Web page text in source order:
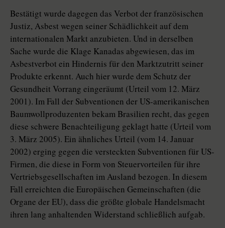
Bestätigt wurde dagegen das Verbot der französischen
Justiz, Asbest wegen seiner Schädlichkeit auf dem
internationalen Markt anzubieten. Und in derselben
Sache wurde die Klage Kanadas abgewiesen, das im
Asbestverbot ein Hindernis für den Marktzutritt seiner
Produkte erkennt. Auch hier wurde dem Schutz der
Gesundheit Vorrang eingeräumt (Urteil vom 12. März
2001). Im Fall der Subventionen der US-amerikanischen
Baumwollproduzenten bekam Brasilien recht, das gegen
diese schwere Benachteiligung geklagt hatte (Urteil vom
3. März 2005). Ein ähnliches Urteil (vom 14. Januar
2002) erging gegen die versteckten Subventionen für US-
Firmen, die diese in Form von Steuervorteilen für ihre
Vertriebsgesellschaften im Ausland bezogen. In diesem
Fall erreichten die Europäischen Gemeinschaften (die
Organe der EU), dass die größte globale Handelsmacht
ihren lang anhaltenden Widerstand schließlich aufgab.